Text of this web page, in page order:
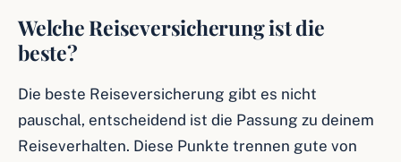
Welche Reiseversicherung ist die
beste?
Die beste Reiseversicherung gibt es nicht
pauschal, entscheidend ist die Passung zu deinem
Reiseverhalten. Diese Punkte trennen gute von